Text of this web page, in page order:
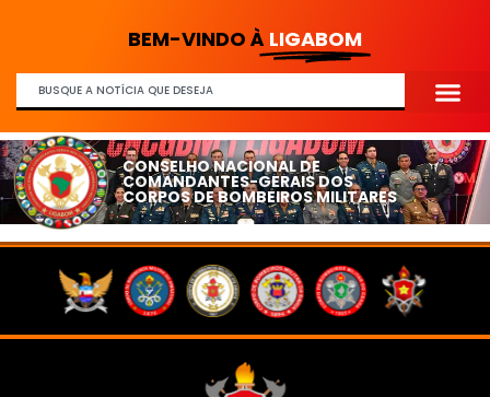
BEM-VINDO À LIGABOM
CONSELHO NACIONAL DE
COMANDANTES-GERAIS DOS
CORPOS DE BOMBEIROS MILITARES